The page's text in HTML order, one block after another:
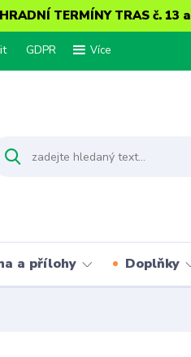
TERMÍNY TRAS č. 13
GDPR Více
a přílohy Doplňky